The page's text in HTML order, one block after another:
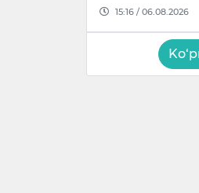
15:16 / 06.08.2026